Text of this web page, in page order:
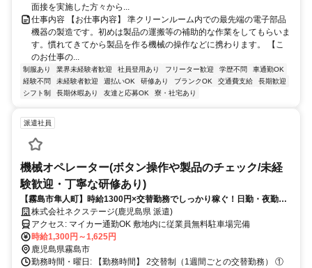
面接を実施した方々から...
仕事内容 【お仕事内容】 準クリーンルーム内での最先端の電子部品
機器の製造です。初めは製品の運搬等の補助的な作業をしてもらいま
す。慣れてきてから製品を作る機械の操作などに携わります。 【こ
のお仕事の...
制服あり 業界未経験者歓迎 社員登用あり フリーター歓迎 学歴不問
車通勤OK
経験不問
未経験者歓迎 週払いOK 研修あり ブランクOK 交通費支給
長期歓迎
シフト制
長期休暇あり 友達と応募OK 寮・社宅あり
派遣社員
機械オペレーター(ボタン操作や製品のチェック/未経
験歓迎・丁寧な研修あり)
【霧島市隼人町】時給1300円×交替勤務でしっかり稼ぐ！日勤・夜勤の1
週間交代でメリハリ勤務◎アクセス良好な好立地！
株式会社ネクステージ(鹿児島県 派遣)
アクセス: マイカー通勤OK 敷地内に従業員無料駐車場完備
時給1,300円～1,625円
鹿児島県霧島市
勤務時間・曜日: 【勤務時間】 2交替制（1週間ごとの交替勤務） ①